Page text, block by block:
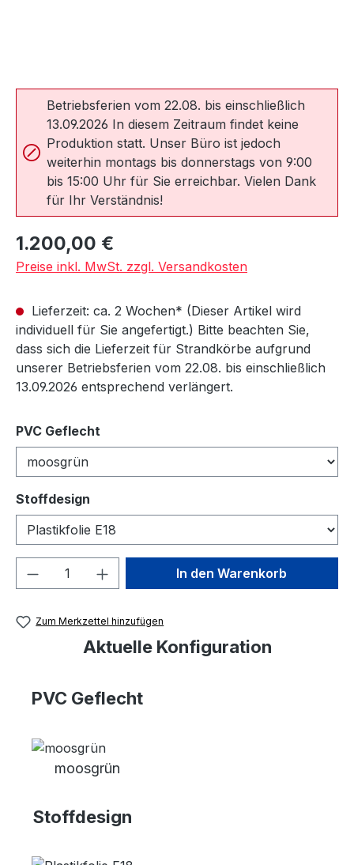
Betriebsferien vom 22.08. bis einschließlich
13.09.2026 In diesem Zeitraum findet keine
Produktion statt. Unser Büro ist jedoch
weiterhin montags bis donnerstags von 9:00
bis 15:00 Uhr für Sie erreichbar. Vielen Dank
für Ihr Verständnis!
Regulärer Preis:
1.200,00 €
Preise inkl. MwSt. zzgl. Versandkosten
Lieferzeit: ca. 2 Wochen* (Dieser Artikel wird
individuell für Sie angefertigt.) Bitte beachten Sie,
dass sich die Lieferzeit für Strandkörbe aufgrund
unserer Betriebsferien vom 22.08. bis einschließlich
13.09.2026 entsprechend verlängert.
PVC Geflecht
Stoffdesign
Produkt Anzahl: Gib denIn den Warenkorb
Zum Merkzettel hinzufügen
Aktuelle Konfiguration
PVC Geflecht
moosgrün
Stoffdesign